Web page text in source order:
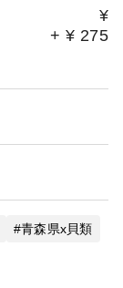
¥
+ ¥ 275
青森県x貝類